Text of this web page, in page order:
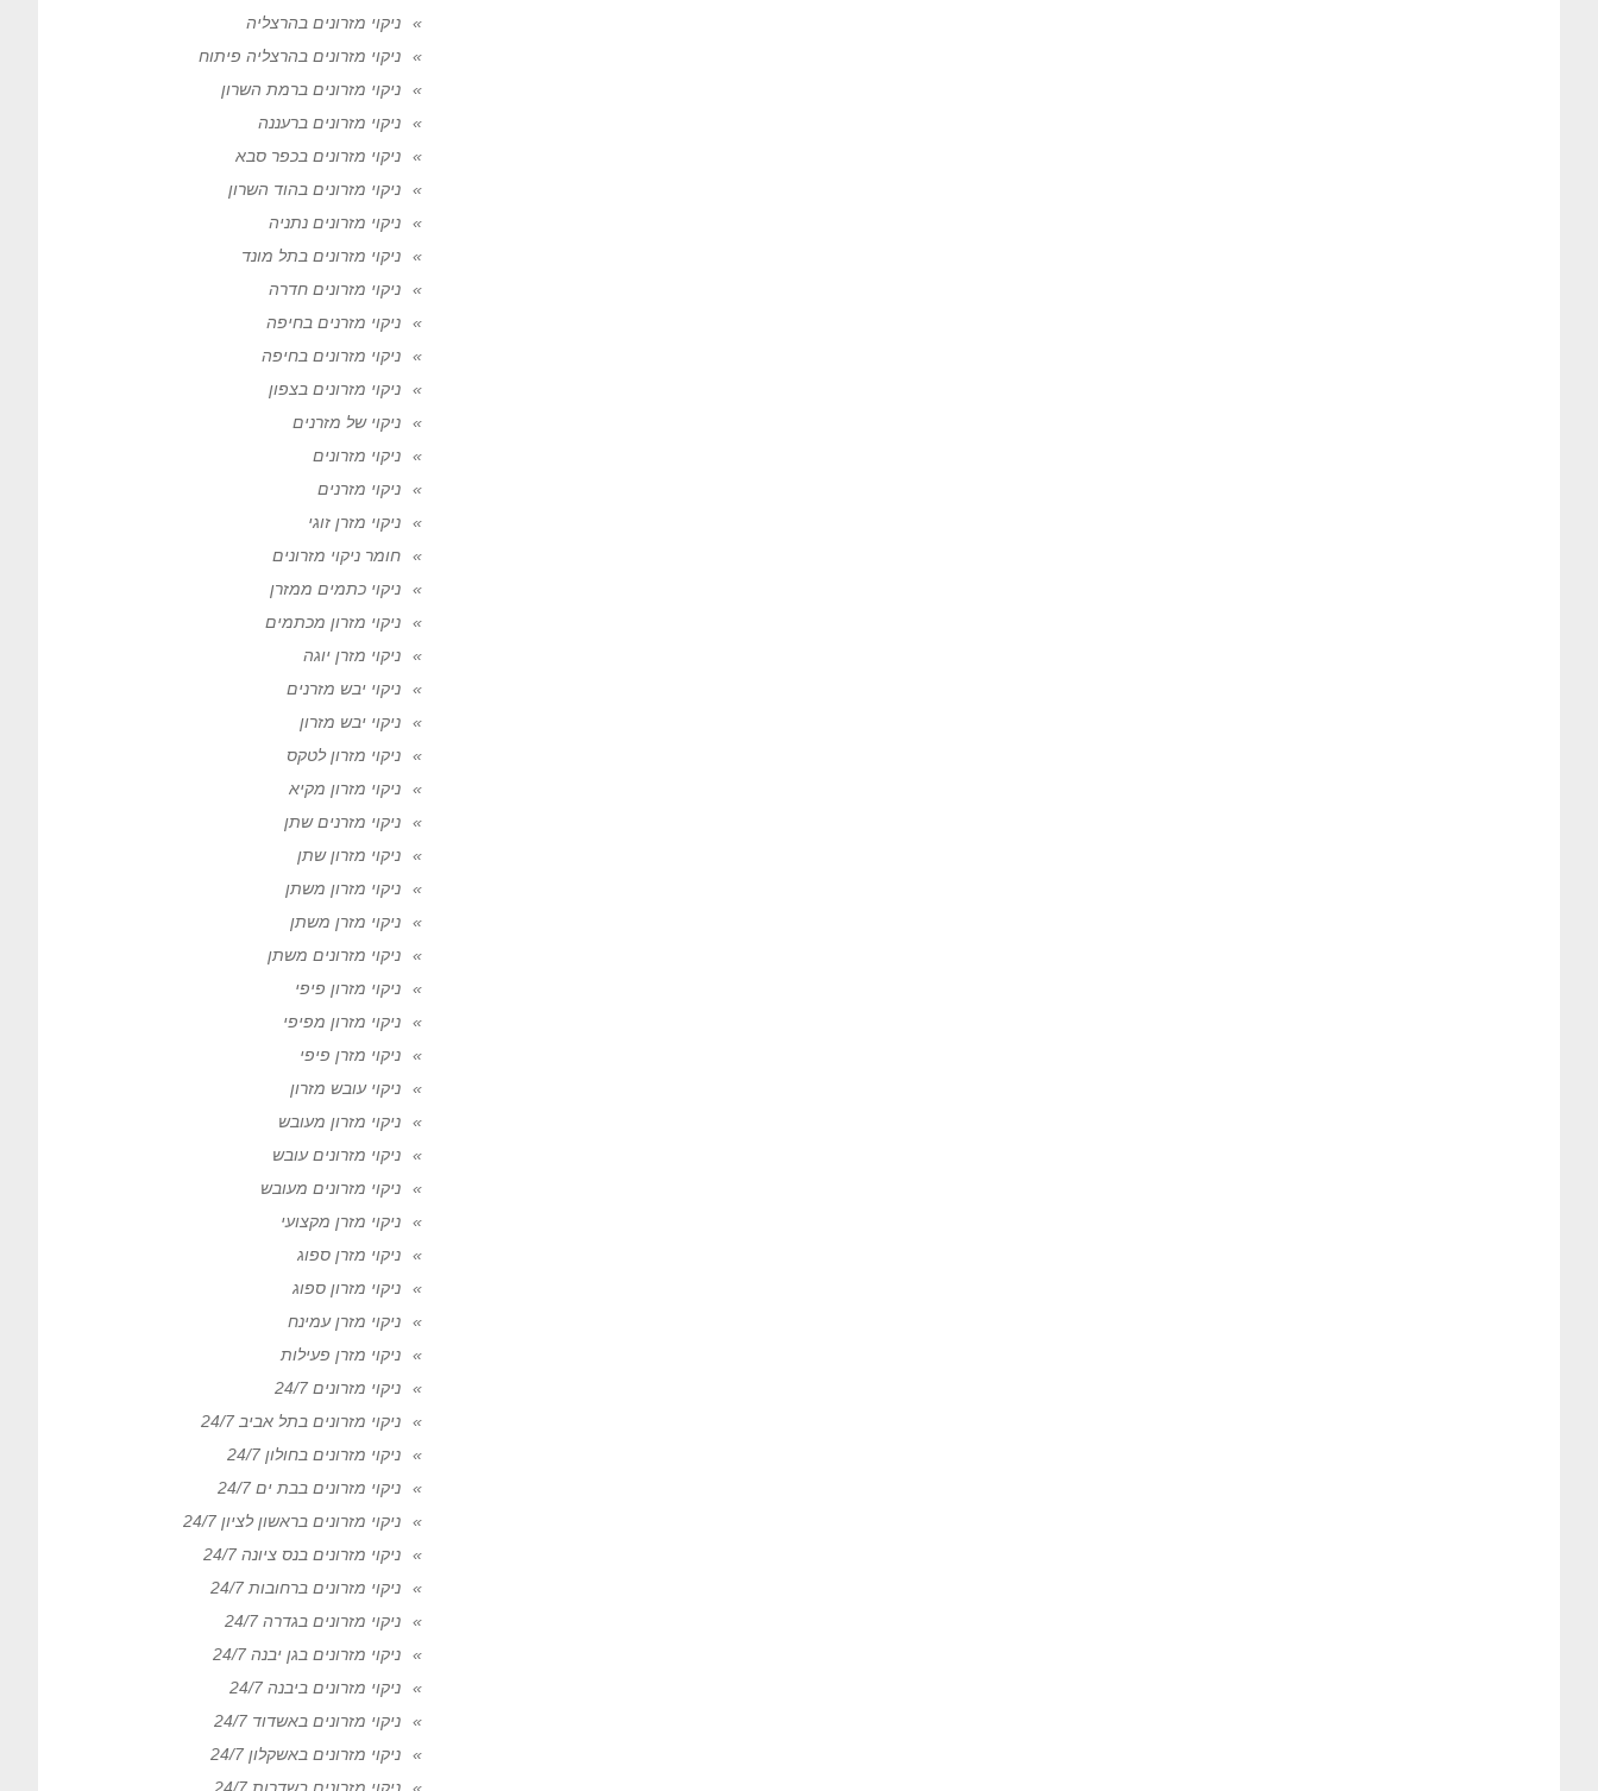
ניקוי מזרונים בהרצליה
ניקוי מזרונים בהרצליה פיתוח
ניקוי מזרונים ברמת השרון
ניקוי מזרונים ברעננה
ניקוי מזרונים בכפר סבא
ניקוי מזרונים בהוד השרון
ניקוי מזרונים נתניה
ניקוי מזרונים בתל מונד
ניקוי מזרונים חדרה
ניקוי מזרנים בחיפה
ניקוי מזרונים בחיפה
ניקוי מזרונים בצפון
ניקוי של מזרנים
ניקוי מזרונים
ניקוי מזרנים
ניקוי מזרן זוגי
חומר ניקוי מזרונים
ניקוי כתמים ממזרן
ניקוי מזרון מכתמים
ניקוי מזרן יוגה
ניקוי יבש מזרנים
ניקוי יבש מזרון
ניקוי מזרון לטקס
ניקוי מזרון מקיא
ניקוי מזרנים שתן
ניקוי מזרון שתן
ניקוי מזרון משתן
ניקוי מזרן משתן
ניקוי מזרונים משתן
ניקוי מזרון פיפי
ניקוי מזרון מפיפי
ניקוי מזרן פיפי
ניקוי עובש מזרון
ניקוי מזרון מעובש
ניקוי מזרונים עובש
ניקוי מזרונים מעובש
ניקוי מזרן מקצועי
ניקוי מזרן ספוג
ניקוי מזרון ספוג
ניקוי מזרן עמינח
ניקוי מזרן פעילות
ניקוי מזרונים 24/7
ניקוי מזרונים בתל אביב 24/7
ניקוי מזרונים בחולון 24/7
ניקוי מזרונים בבת ים 24/7
ניקוי מזרונים בראשון לציון 24/7
ניקוי מזרונים בנס ציונה 24/7
ניקוי מזרונים ברחובות 24/7
ניקוי מזרונים בגדרה 24/7
ניקוי מזרונים בגן יבנה 24/7
ניקוי מזרונים ביבנה 24/7
ניקוי מזרונים באשדוד 24/7
ניקוי מזרונים באשקלון 24/7